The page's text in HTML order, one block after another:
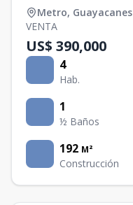
Metro, Guayacanes
VENTA
US$ 390,000
4
Hab.
1
½ Baños
192 M²
Construcción